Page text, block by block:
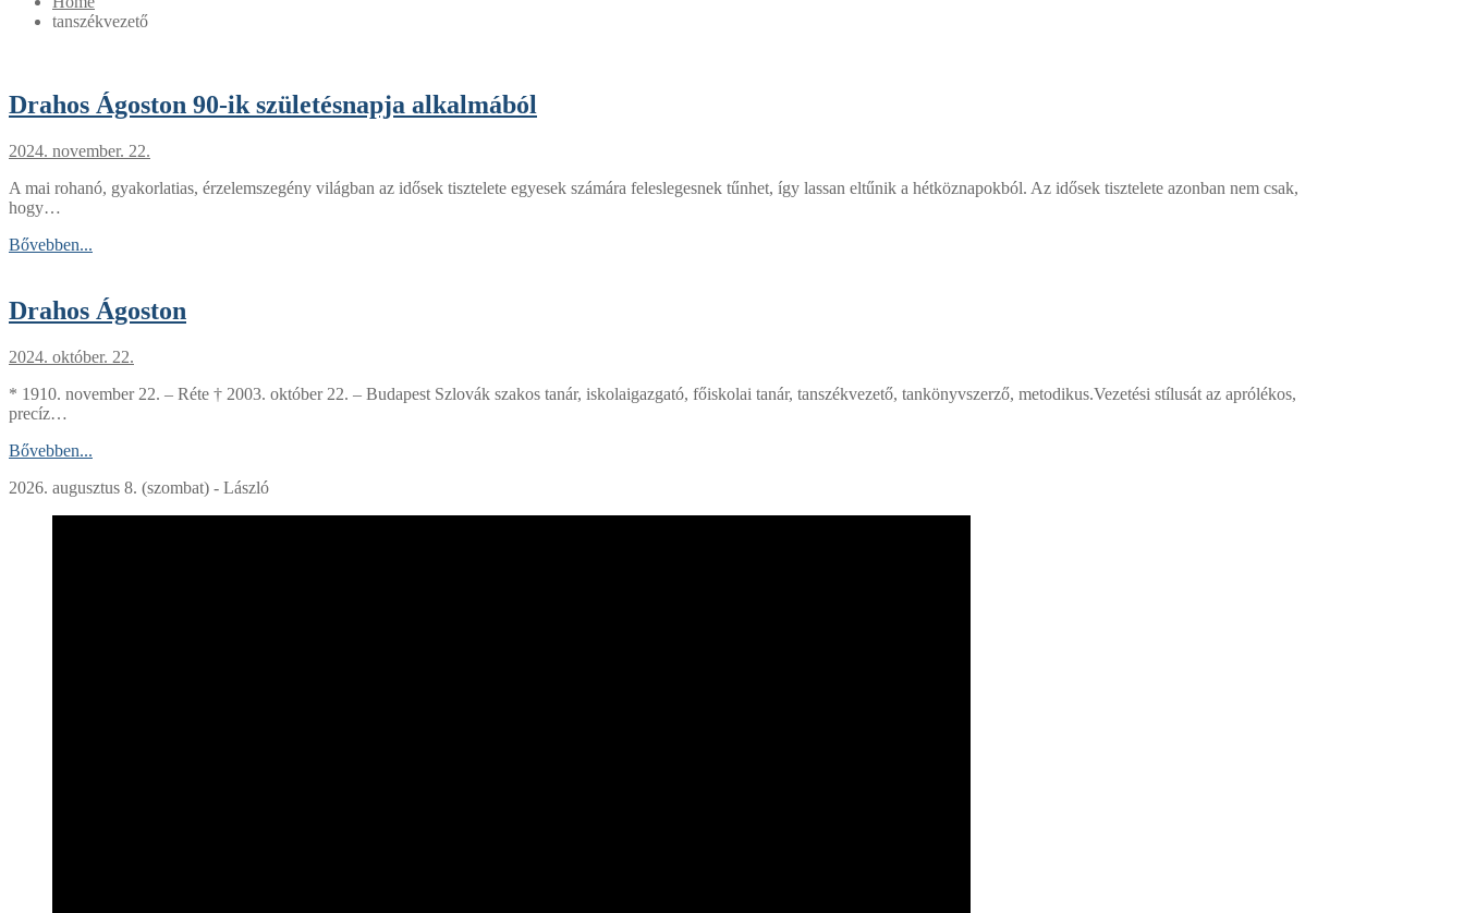
tanszékvezető
Drahos Ágoston 90-ik születésnapja alkalmából
2024. november. 22.
A mai rohanó, gyakorlatias, érzelemszegény világban az idősek tisztelete egyesek számára feleslegesnek tűnhet, így lassan eltűnik a hétköznapokból. Az idősek tisztelete azonban nem csak,
hogy…
Bővebben...
Drahos Ágoston
2024. október. 22.
* 1910. november 22. – Réte † 2003. október 22. – Budapest Szlovák szakos tanár, iskolaigazgató, főiskolai tanár, tanszékvezető, tankönyvszerző, metodikus.Vezetési stílusát az aprólékos,
precíz…
Bővebben...
2026. augusztus 8. (szombat) - László